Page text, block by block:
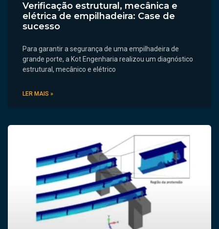
Verificação estrutural, mecânica e
elétrica de empilhadeira: Case de
sucesso
Para garantir a segurança de uma empilhadeira de
grande porte, a Kot Engenharia realizou um diagnóstico
estrutural, mecânico e elétrico
LER MAIS »